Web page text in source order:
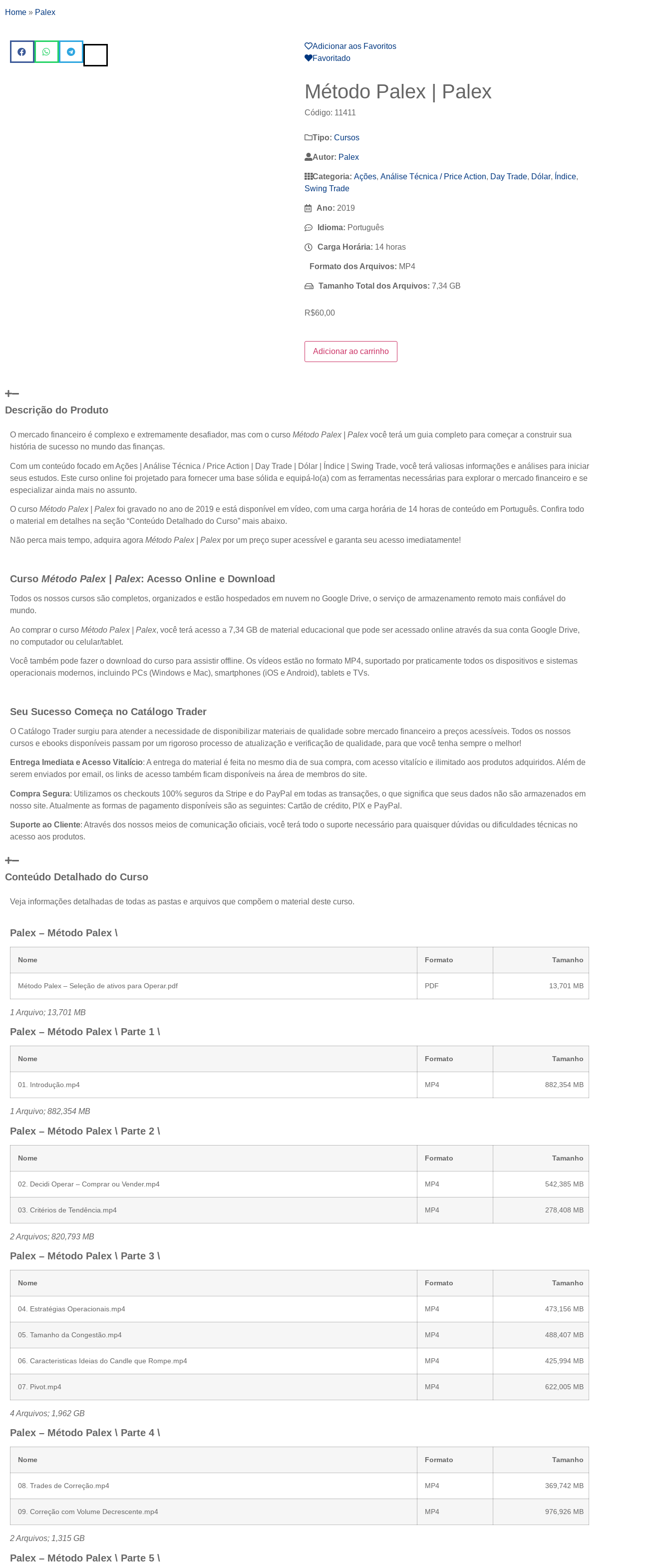
Home » Palex
Adicionar aos Favoritos
Favoritado
Método Palex | Palex
Código: 11411
Tipo: Cursos
Autor: Palex
Categoria: Ações, Análise Técnica / Price Action, Day Trade, Dólar, Índice,
Swing Trade
Ano: 2019
Idioma: Português
Carga Horária: 14 horas
Formato dos Arquivos: MP4
Tamanho Total dos Arquivos: 7,34 GB
R$60,00
Adicionar ao carrinho
Descrição do Produto
O mercado financeiro é complexo e extremamente desafiador, mas com o curso Método Palex | Palex você terá um guia completo para começar a construir sua
história de sucesso no mundo das finanças.
Com um conteúdo focado em Ações | Análise Técnica / Price Action | Day Trade | Dólar | Índice | Swing Trade, você terá valiosas informações e análises para iniciar
seus estudos. Este curso online foi projetado para fornecer uma base sólida e equipá-lo(a) com as ferramentas necessárias para explorar o mercado financeiro e se
especializar ainda mais no assunto.
O curso Método Palex | Palex foi gravado no ano de 2019 e está disponível em vídeo, com uma carga horária de 14 horas de conteúdo em Português. Confira todo
o material em detalhes na seção “Conteúdo Detalhado do Curso” mais abaixo.
Não perca mais tempo, adquira agora Método Palex | Palex por um preço super acessível e garanta seu acesso imediatamente!
Curso Método Palex | Palex: Acesso Online e Download
Todos os nossos cursos são completos, organizados e estão hospedados em nuvem no Google Drive, o serviço de armazenamento remoto mais confiável do
mundo.
Ao comprar o curso Método Palex | Palex, você terá acesso a 7,34 GB de material educacional que pode ser acessado online através da sua conta Google Drive,
no computador ou celular/tablet.
Você também pode fazer o download do curso para assistir offline. Os vídeos estão no formato MP4, suportado por praticamente todos os dispositivos e sistemas
operacionais modernos, incluindo PCs (Windows e Mac), smartphones (iOS e Android), tablets e TVs.
Seu Sucesso Começa no Catálogo Trader
O Catálogo Trader surgiu para atender a necessidade de disponibilizar materiais de qualidade sobre mercado financeiro a preços acessíveis. Todos os nossos
cursos e ebooks disponíveis passam por um rigoroso processo de atualização e verificação de qualidade, para que você tenha sempre o melhor!
Entrega Imediata e Acesso Vitalício: A entrega do material é feita no mesmo dia de sua compra, com acesso vitalício e ilimitado aos produtos adquiridos. Além de
serem enviados por email, os links de acesso também ficam disponíveis na área de membros do site.
Compra Segura: Utilizamos os checkouts 100% seguros da Stripe e do PayPal em todas as transações, o que significa que seus dados não são armazenados em
nosso site. Atualmente as formas de pagamento disponíveis são as seguintes: Cartão de crédito, PIX e PayPal.
Suporte ao Cliente: Através dos nossos meios de comunicação oficiais, você terá todo o suporte necessário para quaisquer dúvidas ou dificuldades técnicas no
acesso aos produtos.
Conteúdo Detalhado do Curso
Veja informações detalhadas de todas as pastas e arquivos que compõem o material deste curso.
Palex – Método Palex \
Nome Formato Tamanho
Método Palex – Seleção de ativos para Operar.pdf PDF 13,701 MB
1 Arquivo; 13,701 MB
Palex – Método Palex \ Parte 1 \
Nome Formato Tamanho
01. Introdução.mp4 MP4 882,354 MB
1 Arquivo; 882,354 MB
Palex – Método Palex \ Parte 2 \
Nome Formato Tamanho
02. Decidi Operar – Comprar ou Vender.mp4 MP4 542,385 MB
03. Critérios de Tendência.mp4 MP4 278,408 MB
2 Arquivos; 820,793 MB
Palex – Método Palex \ Parte 3 \
Nome Formato Tamanho
04. Estratégias Operacionais.mp4 MP4 473,156 MB
05. Tamanho da Congestão.mp4 MP4 488,407 MB
06. Caracteristicas Ideias do Candle que Rompe.mp4 MP4 425,994 MB
07. Pivot.mp4 MP4 622,005 MB
4 Arquivos; 1,962 GB
Palex – Método Palex \ Parte 4 \
Nome Formato Tamanho
08. Trades de Correção.mp4 MP4 369,742 MB
09. Correção com Volume Decrescente.mp4 MP4 976,926 MB
2 Arquivos; 1,315 GB
Palex – Método Palex \ Parte 5 \